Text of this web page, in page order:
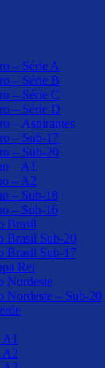
– Série A
– Série B
– Série C
– Série D
– Aspirantes
– Sub-17
– Sub-20
– A1
– A2
– Sub-18
– Sub-16
Brasil
Brasil Sub-20
Brasil Sub-17
Rei
Nordeste
Nordeste – Sub-20
A1
A2